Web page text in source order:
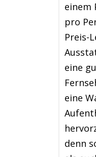
einem
pro
Preis-
eine
eine
denn